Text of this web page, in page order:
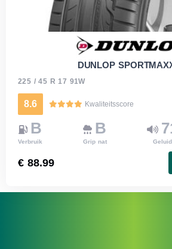
DUNLOP
225 / 45 R 17 91W
8.6 Kwaliteitsscore
B
Verbruik
B
Grip nat Geluid
€ 88.99